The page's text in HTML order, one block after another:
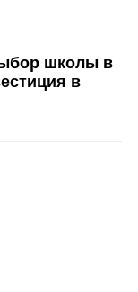
школы в
в